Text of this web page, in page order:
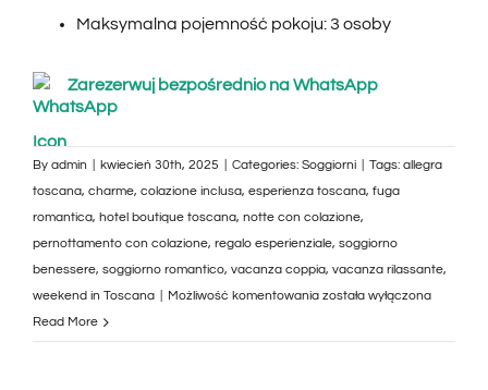
Maksymalna pojemność pokoju: 3 osoby
Zarezerwuj bezpośrednio na WhatsApp
By admin kwiecień 30th, 2025 Categories: Soggiorni Tags: allegra
toscana, charme, colazione inclusa, esperienza toscana, fuga
romantica, hotel boutique toscana, notte con colazione,
pernottamento con colazione, regalo esperienziale, soggiorno
benessere, soggiorno romantico, vacanza coppia, vacanza rilassante,
weekend in Toscana
Możliwość komentowania Soggiorno
została wyłączona
Read More